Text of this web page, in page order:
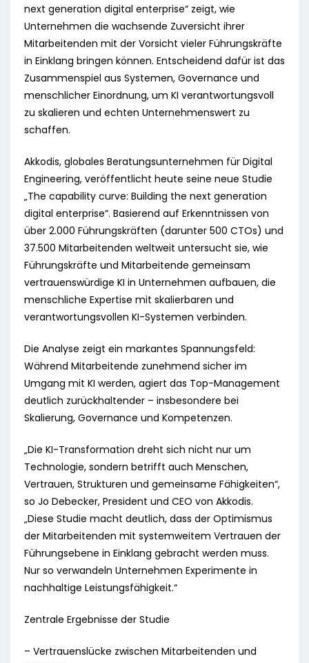
next generation digital enterprise“ zeigt, wie
Unternehmen die wachsende Zuversicht ihrer
Mitarbeitenden mit der Vorsicht vieler Führungskräfte
in Einklang bringen können. Entscheidend dafür ist das
Zusammenspiel aus Systemen, Governance und
menschlicher Einordnung, um KI verantwortungsvoll
zu skalieren und echten Unternehmenswert zu
schaffen.
Akkodis, globales Beratungsunternehmen für Digital
Engineering, veröffentlicht heute seine neue Studie
„The capability curve: Building the next generation
digital enterprise“. Basierend auf Erkenntnissen von
über 2.000 Führungskräften (darunter 500 CTOs) und
37.500 Mitarbeitenden weltweit untersucht sie, wie
Führungskräfte und Mitarbeitende gemeinsam
vertrauenswürdige KI in Unternehmen aufbauen, die
menschliche Expertise mit skalierbaren und
verantwortungsvollen KI-Systemen verbinden.
Die Analyse zeigt ein markantes Spannungsfeld:
Während Mitarbeitende zunehmend sicher im
Umgang mit KI werden, agiert das Top-Management
deutlich zurückhaltender – insbesondere bei
Skalierung, Governance und Kompetenzen.
„Die KI-Transformation dreht sich nicht nur um
Technologie, sondern betrifft auch Menschen,
Vertrauen, Strukturen und gemeinsame Fähigkeiten“,
so Jo Debecker, President und CEO von Akkodis.
„Diese Studie macht deutlich, dass der Optimismus
der Mitarbeitenden mit systemweitem Vertrauen der
Führungsebene in Einklang gebracht werden muss.
Nur so verwandeln Unternehmen Experimente in
nachhaltige Leistungsfähigkeit.“
Zentrale Ergebnisse der Studie
– Vertrauenslücke zwischen Mitarbeitenden und